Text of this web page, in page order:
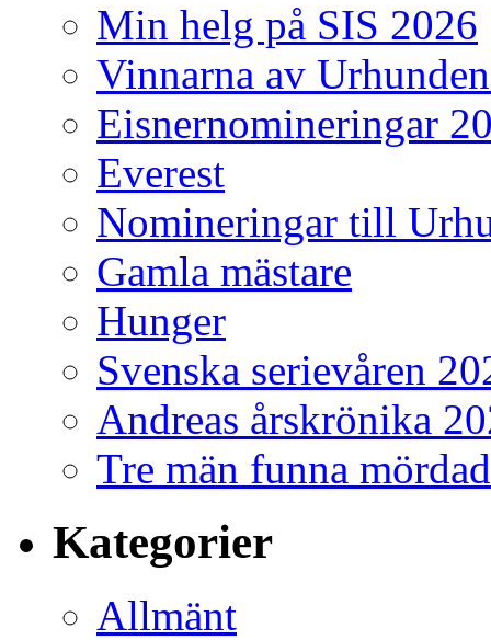
Min helg på SIS 2026
Vinnarna av
Eisnernomineringar
Everest
Nomineringar till
Gamla mästare
Hunger
Svenska serievåren
Andreas årskrönika
Tre män funna
Kategorier
Allmänt